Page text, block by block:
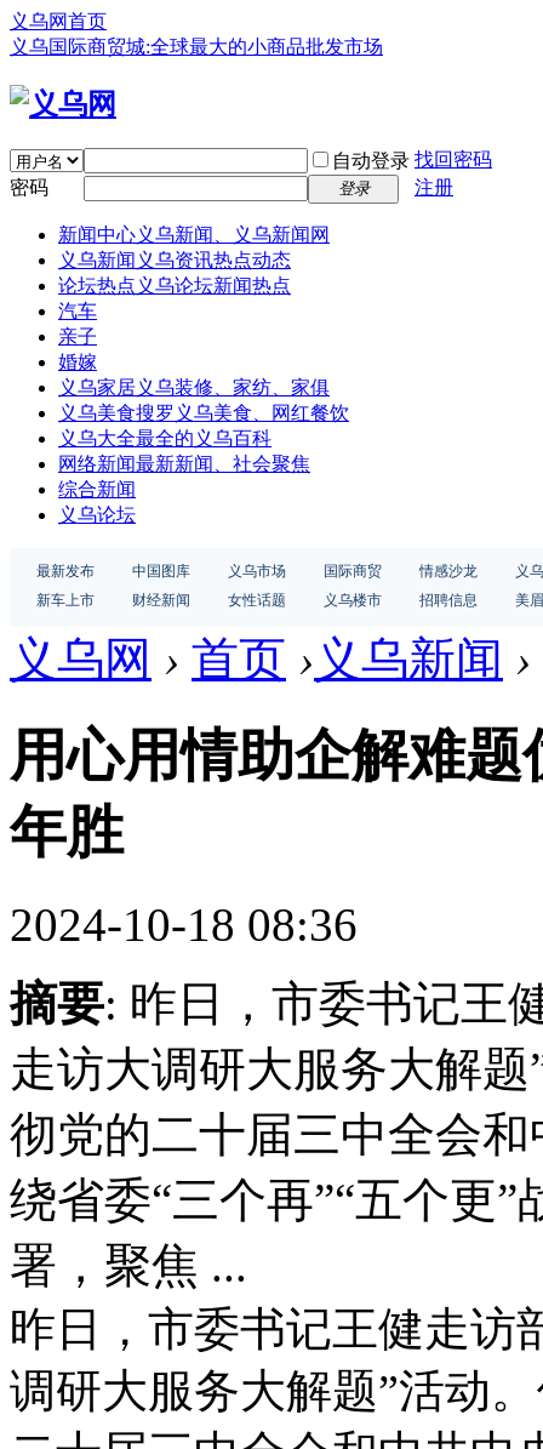
义乌网首页
义乌国际商贸城:全球最大的小商品批发市场
自动登录 找回密码
密码
登录 注册
新闻中心义乌新闻、义乌新闻网
义乌新闻 义乌资讯热点动态
论坛热点 义乌论坛新闻热点
汽车
亲子
婚嫁
义乌家居义乌装修、家纺、家俱
义乌美食搜罗义乌美食、网红餐饮
义乌大全最全的义乌百科
网络新闻最新新闻、社会聚焦
综合新闻
义乌论坛
最新发布 中国图库 义乌市场 国际商贸 情感沙龙
义
新车上市
财经新闻 女性话题 义乌楼市 招聘信息 美
义乌网 › 首页 › 义乌新闻 ›
用心用情助企解难
年胜
2024-10-18 08:36
摘要: 昨日，市委书记王
走访大调研大服务大解
彻党的二十届三中全会
绕省委“三个再”“五个更
署，聚焦 ...
昨日，市委书记王健走访
调研大服务大解题”活动